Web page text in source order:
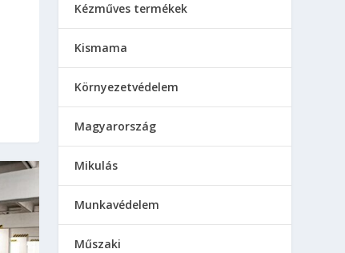
Kézműves termékek
Kismama
Környezetvédelem
Magyarország
Mikulás
Munkavédelem
Műszaki